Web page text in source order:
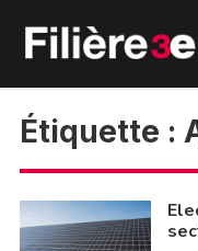
Étiquette :